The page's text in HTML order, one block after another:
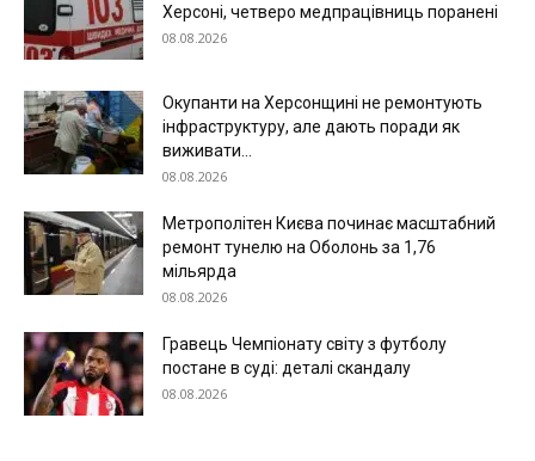
Херсоні, четверо медпрацівниць поранені
08.08.2026
Окупанти на Херсонщині не ремонтують
інфраструктуру, але дають поради як
виживати...
08.08.2026
Метрополітен Києва починає масштабний
ремонт тунелю на Оболонь за 1,76
мільярда
08.08.2026
Гравець Чемпіонату світу з футболу
постане в суді: деталі скандалу
08.08.2026